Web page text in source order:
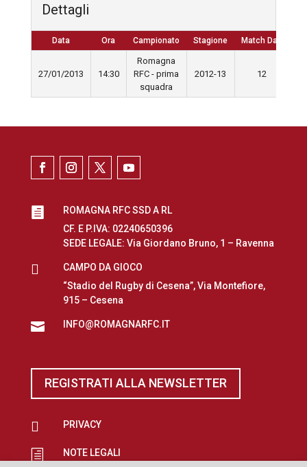
Dettagli
Data Ora Campionato Stagione Match Day
27/01/2013 14:30
Romagna
RFC - prima
squadra
2012-13 12

ROMAGNA RFC SSD A RL
CF. E P.IVA: 02240650396
SEDE LEGALE: Via Giordano Bruno, 1 – Ravenna

CAMPO DA GIOCO
“Stadio del Rugby di Cesena”, Via Montefiore,
915 – Cesena
 INFO@ROMAGNARFC.IT
REGISTRATI ALLA NEWSLETTER
 PRIVACY
h NOTE LEGALI